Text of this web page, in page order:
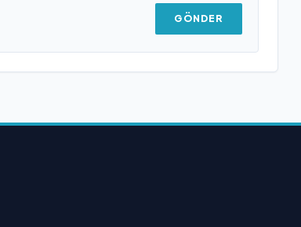
GÖNDER